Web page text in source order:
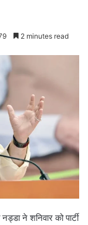
2 minutes read
ने शनिवार को पार्टी